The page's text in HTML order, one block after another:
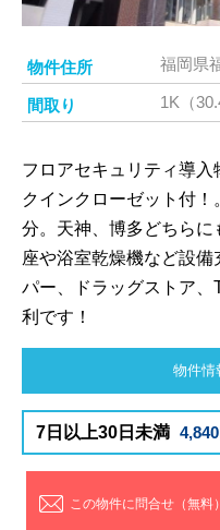
物件住所 福岡県
間取り 1K（
フロアセキュリティ導
クインクローゼット付
分。天神、博多どちらに
座や浴室乾燥機など設
パー、ドラッグストア、
利です！
物件情
7日以上30日未満
この物件に問合せ（無料）